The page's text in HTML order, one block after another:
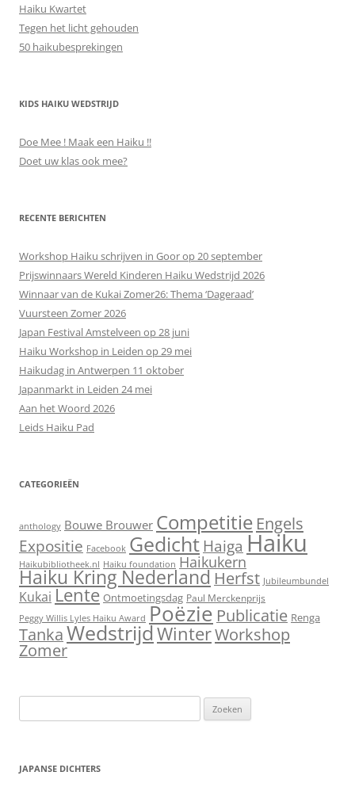
Haiku Kwartet
Tegen het licht gehouden
50 haikubesprekingen
KIDS HAIKU WEDSTRIJD
Doe Mee ! Maak een Haiku !!
Doet uw klas ook mee?
RECENTE BERICHTEN
Workshop Haiku schrijven in Goor op 20 september
Prijswinnaars Wereld Kinderen Haiku Wedstrijd 2026
Winnaar van de Kukai Zomer26: Thema ‘Dageraad’
Vuursteen Zomer 2026
Japan Festival Amstelveen op 28 juni
Haiku Workshop in Leiden op 29 mei
Haikudag in Antwerpen 11 oktober
Japanmarkt in Leiden 24 mei
Aan het Woord 2026
Leids Haiku Pad
CATEGORIEËN
anthology Bouwe Brouwer Competitie Engels
Expositie Facebook Gedicht Haiga Haiku
Haikubibliotheek.nl Haiku foundation Haikukern
Haiku Kring Nederland Herfst Jubileumbundel
Kukai Lente Ontmoetingsdag Paul Merckenprijs
Peggy Willis Lyles Haiku Award Poëzie Publicatie Renga
TankaWedstrijdWinterWorkshop
Zomer
naar:
JAPANSE DICHTERS